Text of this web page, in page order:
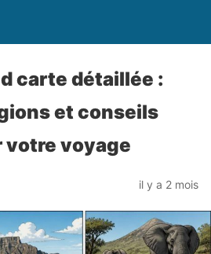
carte détaillée :
et conseils
votre voyage
il y a 2 mois